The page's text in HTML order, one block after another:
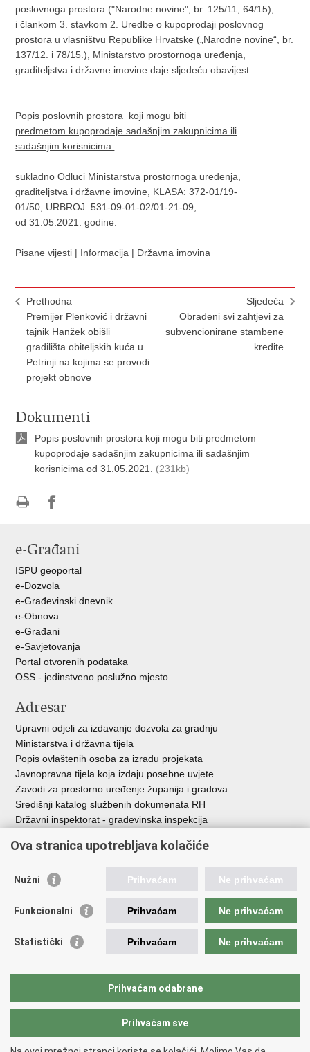
poslovnoga prostora ("Narodne novine", br. 125/11, 64/15),
i člankom 3. stavkom 2. Uredbe o kupoprodaji poslovnog
prostora u vlasništvu Republike Hrvatske („Narodne novine“, br.
137/12. i 78/15.), Ministarstvo prostornoga uređenja,
graditeljstva i državne imovine daje sljedeću obavijest:
Popis poslovnih prostora koji mogu biti
predmetom kupoprodaje sadašnjim zakupnicima ili
sadašnjim korisnicima
sukladno Odluci Ministarstva prostornoga uređenja,
graditeljstva i državne imovine, KLASA: 372-01/19-
01/50, URBROJ: 531-09-01-02/01-21-09,
od 31.05.2021. godine.
Pisane vijesti | Informacija | Državna imovina
Prethodna
Premijer Plenković i državni
tajnik Hanžek obišli
gradilišta obiteljskih kuća u
Petrinji na kojima se provodi
projekt obnove
Sljedeća
Obrađeni svi zahtjevi za
subvencionirane stambene
kredite
Dokumenti
Popis poslovnih prostora koji mogu biti predmetom
kupoprodaje sadašnjim zakupnicima ili sadašnjim
korisnicima od 31.05.2021.
(231kb)
FacebookuTwitteru
e-Građani
ISPU geoportal
e-Dozvola
e-Građevinski dnevnik
e-Obnova
e-Građani
e-Savjetovanja
Portal otvorenih podataka
OSS - jedinstveno poslužno mjesto
Adresar
Upravni odjeli za izdavanje dozvola za gradnju
Ministarstva i državna tijela
Popis ovlaštenih osoba za izradu projekata
Javnopravna tijela koja izdaju posebne uvjete
Zavodi za prostorno uređenje županija i gradova
Središnji katalog službenih dokumenata RH
Državni inspektorat - građevinska inspekcija
Vlada Republike Hrvatske
Agencija za pravni promet i posredovanje nekretninama
Fond za zaštitu okoliša i energetsku učinkovitost
Državne nekretnine d.o.o.
Copyright © 2026 Ministarstvo prostornoga uređenja, graditeljstva i
Ova stranica upotrebljava kolačiće
Nužni Prihvaćam Ne prihvaćam
Funkcionalni Prihvaćam Ne prihvaćam
Statistički Prihvaćam Ne prihvaćam
Prihvaćam odabrane
Prihvaćam sve